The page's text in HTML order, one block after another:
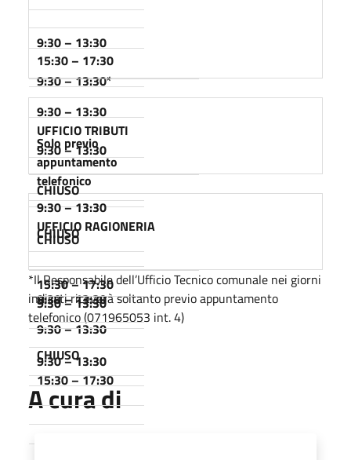
9:30 – 13:30
9:30 – 13:30*
CHIUSO
9:30 – 13:30
15:30 – 17:30
9:30 – 13:30
CHIUSO
9:30 – 13:30
9:30 – 13:30
Solo previo
appuntamento
telefonico
CHIUSO
CHIUSO
UFFICIO TRIBUTI
9:30 – 13:30
15:30 – 17:30
9:30 – 13:30
UFFICIO RAGIONERIA
9:30 – 13:30
15:30 – 17:30
*Il Responsabile dell’Ufficio Tecnico comunale nei giorni
indicati riceverà soltanto previo appuntamento
telefonico (071965053 int. 4)
A cura di